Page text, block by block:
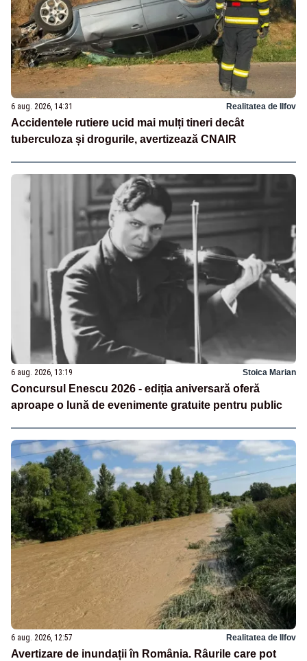
6 aug. 2026, 14:31 Realitatea de Ilfov
Accidentele rutiere ucid mai mulți tineri decât
tuberculoza și drogurile, avertizează CNAIR
6 aug. 2026, 13:19 Stoica Marian
Concursul Enescu 2026 - ediția aniversară oferă
aproape o lună de evenimente gratuite pentru public
6 aug. 2026, 12:57 Realitatea de Ilfov
Avertizare de inundații în România. Râurile care pot